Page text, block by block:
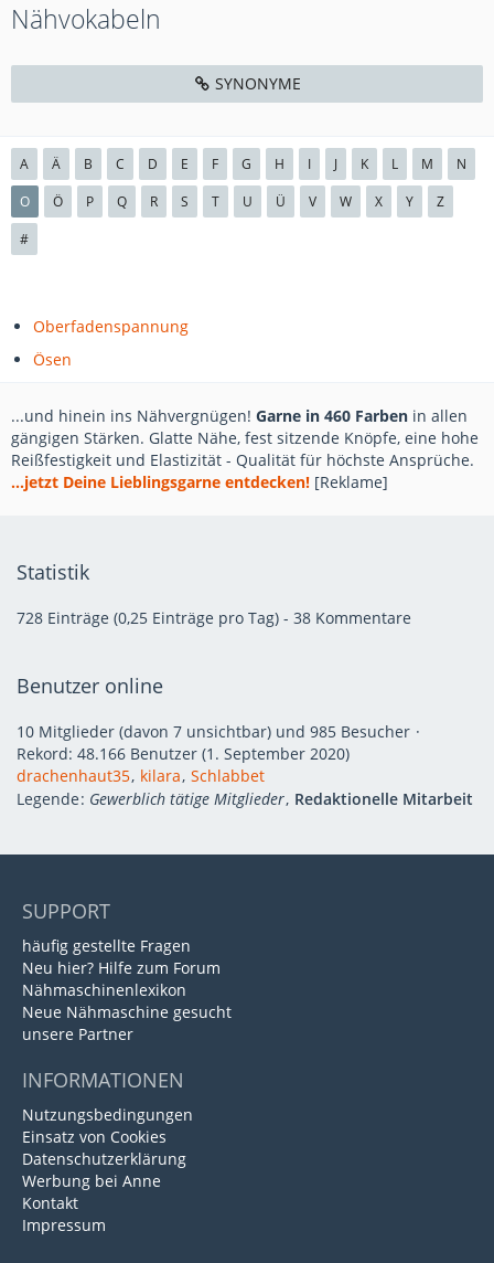
Nähvokabeln
SYNONYME
A Ä B C D E F G H I J K L M
N
O
Ö P Q R S T U Ü V W X Y
Z
#
Oberfadenspannung
Ösen
...und hinein ins Nähvergnügen! Garne in 460 Farben in allen
gängigen Stärken. Glatte Nähe, fest sitzende Knöpfe, eine hohe
Reißfestigkeit und Elastizität - Qualität für höchste Ansprüche.
...jetzt Deine Lieblingsgarne entdecken! [Reklame]
Statistik
728 Einträge (0,25 Einträge pro Tag) - 38 Kommentare
Benutzer online
10 Mitglieder (davon 7 unsichtbar) und 985 Besucher
Rekord: 48.166 Benutzer (1. September 2020)
drachenhaut35 kilara Schlabbet
Legende Gewerblich tätige Mitglieder Redaktionelle Mitarbeit
SUPPORT
häufig gestellte Fragen
Neu hier? Hilfe zum Forum
Nähmaschinenlexikon
Neue Nähmaschine gesucht
unsere Partner
INFORMATIONEN
Nutzungsbedingungen
Einsatz von Cookies
Datenschutzerklärung
Werbung bei Anne
Kontakt
Impressum